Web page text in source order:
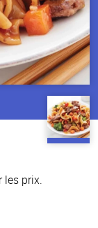
les prix.